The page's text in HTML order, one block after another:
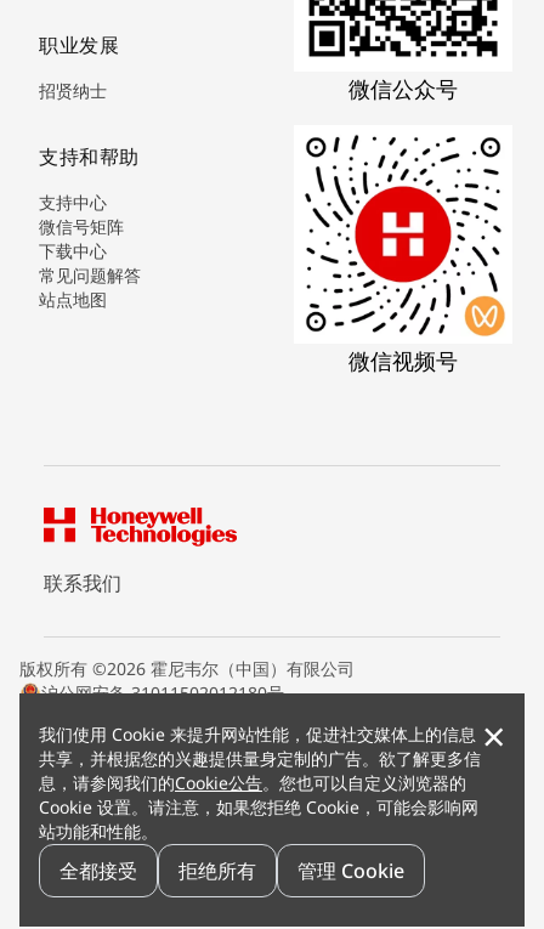
我们使用 Cookie 来提升网站性能，促进社交媒体上的信息
共享，并根据您的兴趣提供量身定制的广告。欲了解更多信
息，请参阅我们的Cookie公告。您也可以自定义浏览器的
Cookie 设置。请注意，如果您拒绝 Cookie，可能会影响网
站功能和性能。
全都接受 拒绝所有 管理 Cookie
×
职业发展
招贤纳士
支持和帮助
支持中心
微信号矩阵
下载中心
常见问题解答
站点地图
微信公众号
微信视频号
联系我们
版权所有 ©2026 霍尼韦尔（中国）有限公司
沪公网安备 31011502012180号
条款条约
隐私声明
您的隐私选项
霍尼韦尔科技Cookie通知
退订
漏洞报告